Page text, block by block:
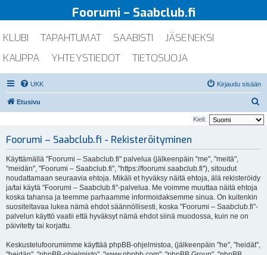
Foorumi – Saabclub.fi
KLUBI TAPAHTUMAT SAABISTI
JÄSENEKSI
KAUPPA
YHTEYSTIEDOT TIETOSUOJA
UKK Kirjaudu sisään
Etusivu
t
Kieli:
Foorumi – Saabclub.fi - Rekisteröityminen
Käyttämällä "Foorumi – Saabclub.fi" palvelua (jälkeenpäin "me", "meitä",
"meidän", "Foorumi – Saabclub.fi", "https://foorumi.saabclub.fi"), sitoudut
noudattamaan seuraavia ehtoja. Mikäli et hyväksy näitä ehtoja, älä rekisteröidy
ja/tai käytä "Foorumi – Saabclub.fi"-palvelua. Me voimme muuttaa näitä ehtoja
koska tahansa ja teemme parhaamme informoidaksemme sinua. On kuitenkin
suositeltavaa lukea nämä ehdot säännöllisesti, koska "Foorumi – Saabclub.fi"-
palvelun käyttö vaatii että hyväksyt nämä ehdot siinä muodossa, kuin ne on
päivitetty tai korjattu.
Keskustelufoorumimme käyttää phpBB-ohjelmistoa, (jälkeenpäin "he", "heidät",